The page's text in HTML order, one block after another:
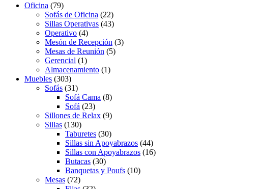
Oficina (79)
Sofás de Oficina (22)
Sillas Operativas (43)
Operativo (4)
Mesón de Recepción (3)
Mesas de Reunión (5)
Gerencial (1)
Almacenamiento (1)
Muebles (303)
Sofás (31)
Sofá Cama (8)
Sofá (23)
Sillones de Relax (9)
Sillas (130)
Taburetes (30)
Sillas sin Apoyabrazos (44)
Sillas con Apoyabrazos (16)
Butacas (30)
Banquetas y Poufs (10)
Mesas (72)